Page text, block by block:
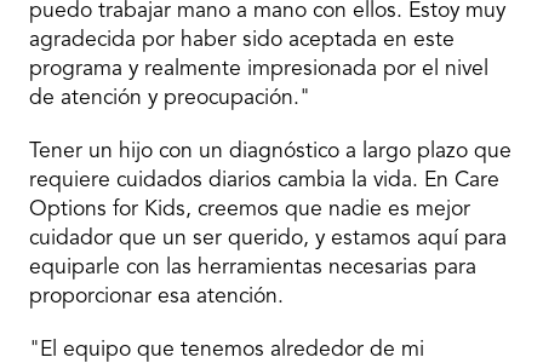
puedo trabajar mano a mano con ellos. Estoy muy
agradecida por haber sido aceptada en este
programa y realmente impresionada por el nivel
de atención y preocupación."
Tener un hijo con un diagnóstico a largo plazo que
requiere cuidados diarios cambia la vida. En Care
Options for Kids, creemos que nadie es mejor
cuidador que un ser querido, y estamos aquí para
equiparle con las herramientas necesarias para
proporcionar esa atención.
"El equipo que tenemos alrededor de mi